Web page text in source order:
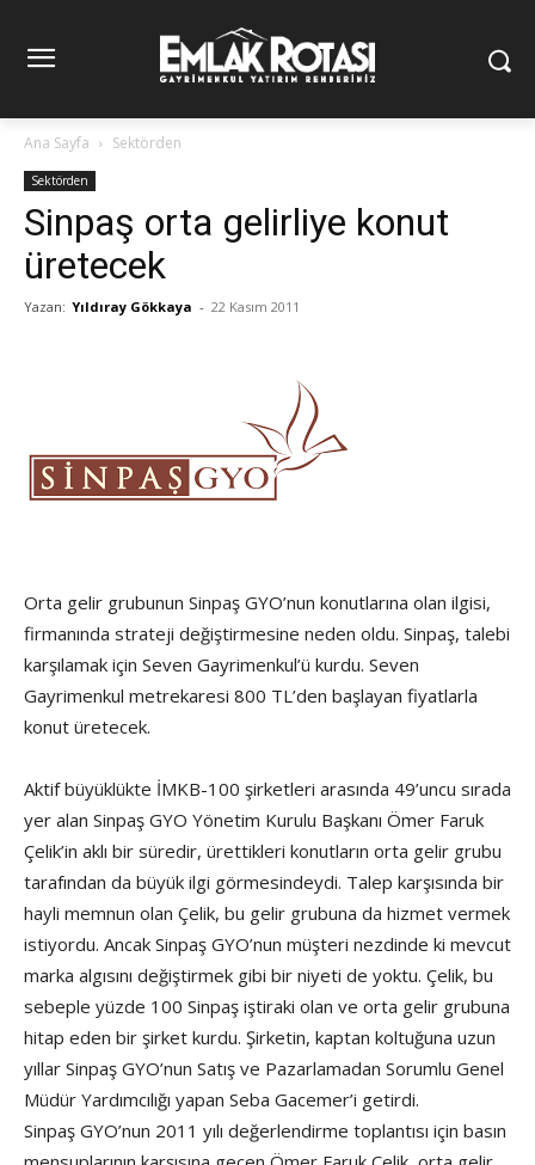
Ana Sayfa Sektörden
Sektörden
Sinpaş orta gelirliye konut
üretecek
Yazan: Yıldıray Gökkaya - 22 Kasım 2011
Orta gelir grubunun Sinpaş GYO’nun konutlarına olan ilgisi,
firmanında strateji değiştirmesine neden oldu. Sinpaş, talebi
karşılamak için Seven Gayrimenkul’ü kurdu. Seven
Gayrimenkul metrekaresi 800 TL’den başlayan fiyatlarla
konut üretecek.
Aktif büyüklükte İMKB-100 şirketleri arasında 49’uncu sırada
yer alan Sinpaş GYO Yönetim Kurulu Başkanı Ömer Faruk
Çelik’in aklı bir süredir, ürettikleri konutların orta gelir grubu
tarafından da büyük ilgi görmesindeydi. Talep karşısında bir
hayli memnun olan Çelik, bu gelir grubuna da hizmet vermek
istiyordu. Ancak Sinpaş GYO’nun müşteri nezdinde ki mevcut
marka algısını değiştirmek gibi bir niyeti de yoktu. Çelik, bu
sebeple yüzde 100 Sinpaş iştiraki olan ve orta gelir grubuna
hitap eden bir şirket kurdu. Şirketin, kaptan koltuğuna uzun
yıllar Sinpaş GYO’nun Satış ve Pazarlamadan Sorumlu Genel
Müdür Yardımcılığı yapan Seba Gacemer’i getirdi.
Sinpaş GYO’nun 2011 yılı değerlendirme toplantısı için basın